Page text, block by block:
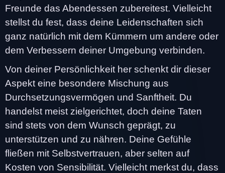
Freunde das Abendessen zubereitest. Vielleicht
stellst du fest, dass deine Leidenschaften sich
ganz natürlich mit dem Kümmern um andere oder
dem Verbessern deiner Umgebung verbinden.
Von deiner Persönlichkeit her schenkt dir dieser
Aspekt eine besondere Mischung aus
Durchsetzungsvermögen und Sanftheit. Du
handelst meist zielgerichtet, doch deine Taten
sind stets von dem Wunsch geprägt, zu
unterstützen und zu nähren. Deine Gefühle
fließen mit Selbstvertrauen, aber selten auf
Kosten von Sensibilität. Vielleicht merkst du, dass